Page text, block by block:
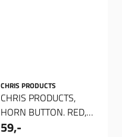
CHRIS PRODUCTS
CHRIS PRODUCTS,
HORN BUTTON. RED,
horn knapp
59,-